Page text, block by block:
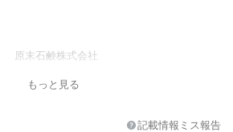
原末石鹸株式会社
もっと見る
記載情報ミス報告